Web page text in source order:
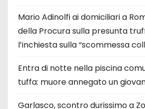
Mario Adinolfi ai domiciliari a
della Procura sulla presunta
l’inchiesta sulla “scommessa
Entra di notte nella piscina
tuffa: muore annegato un
Garlasco, scontro durissimo a